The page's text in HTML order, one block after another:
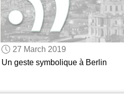
27 March 2019
Un geste symbolique à Berlin